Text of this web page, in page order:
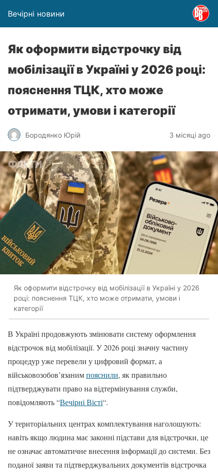
Вечірні новини
Як оформити відстрочку від
мобілізації в Україні у 2026 році:
пояснення ТЦК, хто може
отримати, умови і категорії
Бородянко Юрій 3 місяці ago
Як оформити відстрочку від мобілізації в Україні у 2026
році: пояснення ТЦК, хто може отримати, умови і
категорії
В Україні продовжують змінювати систему оформлення
відстрочок від мобілізації. У 2026 році значну частину
процедур уже перевели у цифровий формат, а
військовозобов’язанимпояснили, як правильно
підтверджувати право на відтермінування служби,
повідомляють “Вечірні Вісті“.
У територіальних центрах комплектування наголошують:
навіть якщо людина має законні підстави для відстрочки, це
не означає автоматичне внесення інформації до системи. Без
поданої заяви та підтверджувальних документів відстрочка